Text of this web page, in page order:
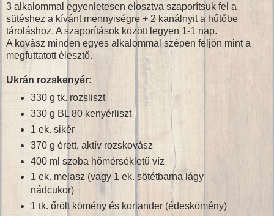
3 alkalommal egyenletesen elosztva szaporítsuk fel a
sütéshez a kívánt mennyiségre + 2 kanálnyit a hűtőbe
tároláshoz. A szaporítások között legyen 1-1 nap.
A kovász minden egyes alkalommal szépen feljön mint a
megfuttatott élesztő.
Ukrán rozskenyér:
330 g tk. rozsliszt
330 g BL 80 kenyérliszt
1 ek. sikér
370 g érett, aktív rozskovász
400 ml szoba hőmérsékletű víz
1 ek. melasz (vagy 1 ek. sötétbarna lágy
nádcukor)
1 tk. őrölt kömény és koriander (édeskömény)